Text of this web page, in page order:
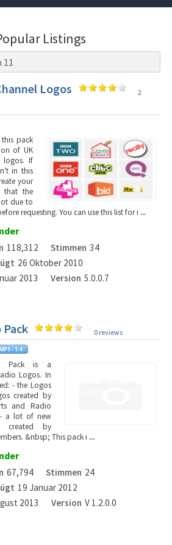
Listings
11
Logos
2
this pack
of UK
logos. If
in this
your
that the
due to
requesting. You can use this list for i ...
118,312 Stimmen 34
26 Oktober 2010
2013 Version 5.0.0.7
0 reviews
Pack is a
Logos. In
- the Logos
created by
and Radio
a lot of new
created by
&nbsp; This pack i ...
67,794 Stimmen 24
19 Januar 2012
2013 Version V 1.2.0.0